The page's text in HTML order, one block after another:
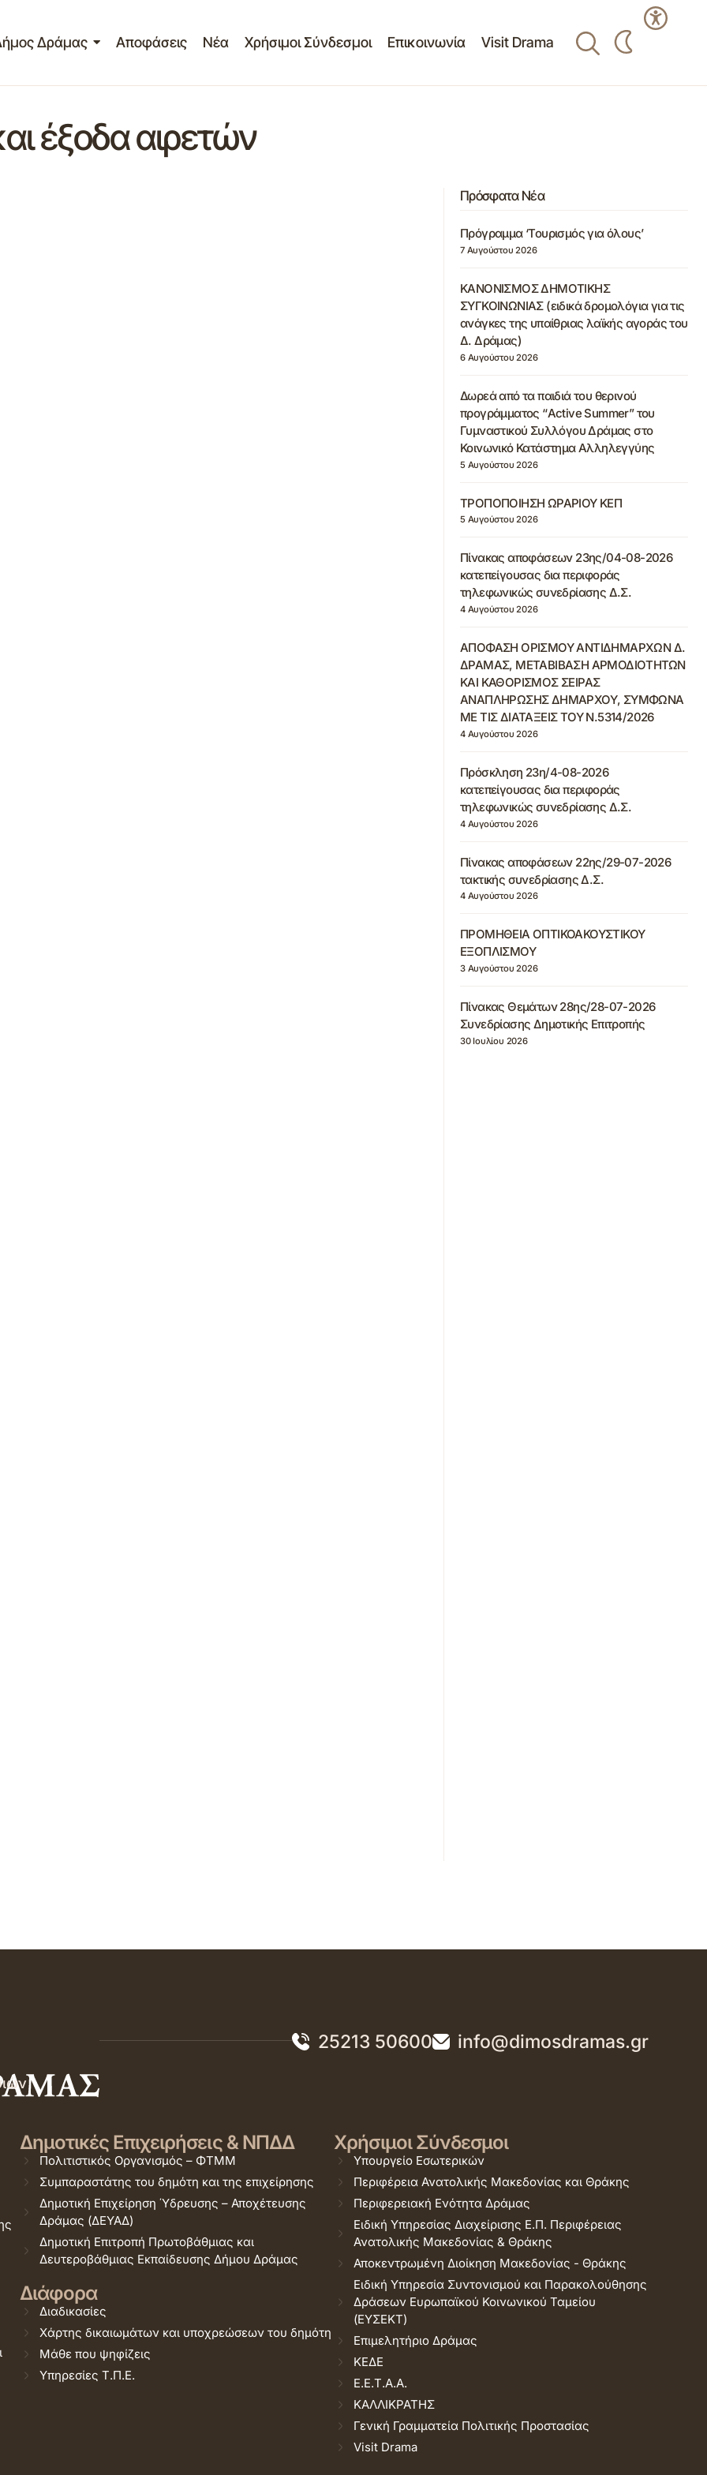
Δράμας Αποφάσεις Νέα Χρήσιμοι Σύνδεσμοι Επικοινωνία Visit Drama
έξοδα αιρετών
Πρόσφατα Νέα
Πρόγραμμα ‘Τουρισμός για όλους’
7 Αυγούστου 2026
ΚΑΝΟΝΙΣΜΟΣ ΔΗΜΟΤΙΚΗΣ
ΣΥΓΚΟΙΝΩΝΙΑΣ (ειδικά δρομολόγια για τις
ανάγκες της υπαίθριας λαϊκής αγοράς του
Δ. Δράμας)
6 Αυγούστου 2026
Δωρεά από τα παιδιά του θερινού
προγράμματος “Active Summer” του
Γυμναστικού Συλλόγου Δράμας στο
Κοινωνικό Κατάστημα Αλληλεγγύης
5 Αυγούστου 2026
ΤΡΟΠΟΠΟΙΗΣΗ ΩΡΑΡΙΟΥ ΚΕΠ
5 Αυγούστου 2026
Πίνακας αποφάσεων 23ης/04-08-2026
κατεπείγουσας δια περιφοράς
τηλεφωνικώς συνεδρίασης Δ.Σ.
4 Αυγούστου 2026
ΑΠΟΦΑΣΗ ΟΡΙΣΜΟΥ ΑΝΤΙΔΗΜΑΡΧΩΝ Δ.
ΔΡΑΜΑΣ, ΜΕΤΑΒΙΒΑΣΗ ΑΡΜΟΔΙΟΤΗΤΩΝ
ΚΑΙ ΚΑΘΟΡΙΣΜΟΣ ΣΕΙΡΑΣ
ΑΝΑΠΛΗΡΩΣΗΣ ΔΗΜΑΡΧΟΥ, ΣΥΜΦΩΝΑ
ΜΕ ΤΙΣ ΔΙΑΤΑΞΕΙΣ ΤΟΥ Ν.5314/2026
4 Αυγούστου 2026
Πρόσκληση 23η/4-08-2026
κατεπείγουσας δια περιφοράς
τηλεφωνικώς συνεδρίασης Δ.Σ.
4 Αυγούστου 2026
Πίνακας αποφάσεων 22ης/29-07-2026
τακτικής συνεδρίασης Δ.Σ.
4 Αυγούστου 2026
ΠΡΟΜΗΘΕΙΑ ΟΠΤΙΚΟΑΚΟΥΣΤΙΚΟΥ
ΕΞΟΠΛΙΣΜΟΥ
3 Αυγούστου 2026
Πίνακας Θεμάτων 28ης/28-07-2026
Συνεδρίασης Δημοτικής Επιτροπής
30 Ιουλίου 2026
25213 50600 info@dimosdramas.gr
Δημοτικές Επιχειρήσεις & ΝΠΔΔ
Πολιτιστικός Οργανισμός – ΦΤΜΜ
Συμπαραστάτης του δημότη και της επιχείρησης
Δημοτική Επιχείρηση Ύδρευσης – Αποχέτευσης
Δράμας (ΔΕΥΑΔ)
Δημοτική Επιτροπή Πρωτοβάθμιας και
Δευτεροβάθμιας Εκπαίδευσης Δήμου Δράμας
Διάφορα
Διαδικασίες
Χάρτης δικαιωμάτων και υποχρεώσεων του δημότη
Μάθε που ψηφίζεις
Υπηρεσίες Τ.Π.Ε.
Χρήσιμοι Σύνδεσμοι
Υπουργείο Εσωτερικών
Περιφέρεια Ανατολικής Μακεδονίας και Θράκης
Περιφερειακή Ενότητα Δράμας
Ειδική Υπηρεσίας Διαχείρισης Ε.Π. Περιφέρειας
Ανατολικής Μακεδονίας & Θράκης
Αποκεντρωμένη Διοίκηση Μακεδονίας - Θράκης
Ειδική Υπηρεσία Συντονισμού και Παρακολούθησης
Δράσεων Ευρωπαϊκού Κοινωνικού Ταμείου
(ΕΥΣΕΚΤ)
Επιμελητήριο Δράμας
ΚΕΔΕ
Ε.Ε.Τ.Α.Α.
ΚΑΛΛΙΚΡΑΤΗΣ
Γενική Γραμματεία Πολιτικής Προστασίας
Visit Drama